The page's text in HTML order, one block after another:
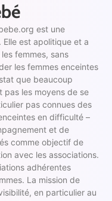
est une
est apolitique et a
femmes, sans
les femmes enceintes
que beaucoup
pas les moyens de se
pas connues des
en difficulté –
et de
comme objectif de
avec les associations.
adhérentes
La mission de
en particulier au